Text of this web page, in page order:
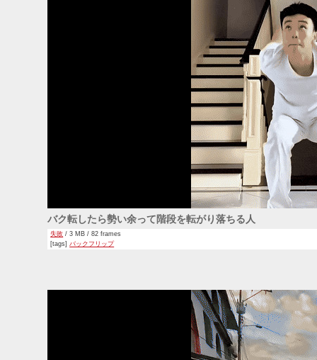
バク転したら勢い余って階段を転がり落ちる人
失敗 / 3 MB / 82 frames
[tags]バックフリップ